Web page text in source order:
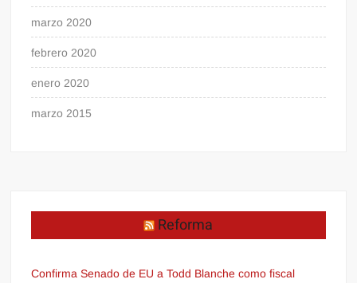
marzo 2020
febrero 2020
enero 2020
marzo 2015
Reforma
Confirma Senado de EU a Todd Blanche como fiscal